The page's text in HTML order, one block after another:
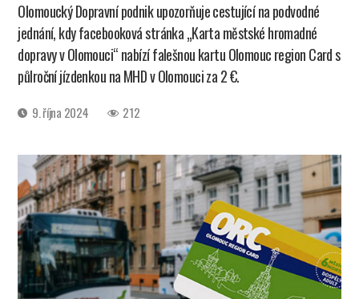
Olomoucký Dopravní podnik upozorňuje cestující na podvodné
jednání, kdy facebooková stránka „Karta městské hromadné
dopravy v Olomouci“ nabízí falešnou kartu Olomouc region Card s
půlroční jízdenkou na MHD v Olomouci za 2 €.
Datum
příspěvku
9. října 2024 212